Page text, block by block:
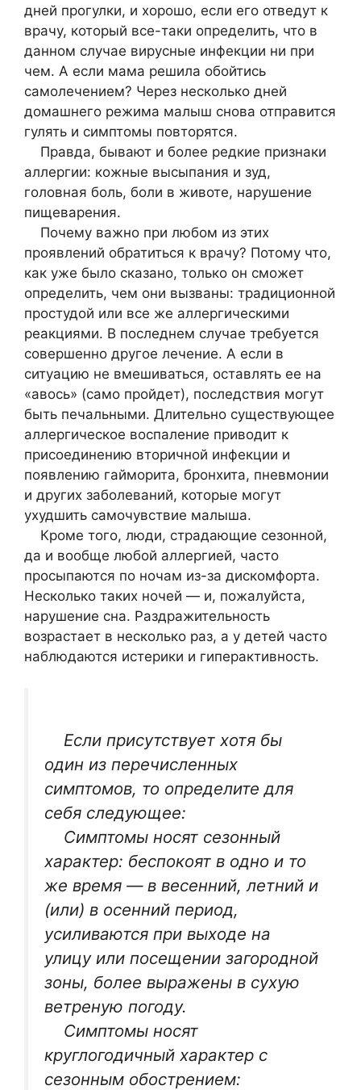
дней прогулки, и хорошо, если его отведут к
врачу, который все-таки определить, что в
данном случае вирусные инфекции ни при
чем. А если мама решила обойтись
самолечением? Через несколько дней
домашнего режима малыш снова отправится
гулять и симптомы повторятся.
Правда, бывают и более редкие признаки
аллергии: кожные высыпания и зуд,
головная боль, боли в животе, нарушение
пищеварения.
Почему важно при любом из этих
проявлений обратиться к врачу? Потому что,
как уже было сказано, только он сможет
определить, чем они вызваны: традиционной
простудой или все же аллергическими
реакциями. В последнем случае требуется
совершенно другое лечение. А если в
ситуацию не вмешиваться, оставлять ее на
«авось» (само пройдет), последствия могут
быть печальными. Длительно существующее
аллергическое воспаление приводит к
присоединению вторичной инфекции и
появлению гайморита, бронхита, пневмонии
и других заболеваний, которые могут
ухудшить самочувствие малыша.
Кроме того, люди, страдающие сезонной,
да и вообще любой аллергией, часто
просыпаются по ночам из-за дискомфорта.
Несколько таких ночей — и, пожалуйста,
нарушение сна. Раздражительность
возрастает в несколько раз, а у детей часто
наблюдаются истерики и гиперактивность.
Если присутствует хотя бы
один из перечисленных
симптомов, то определите для
себя следующее:
Симптомы носят сезонный
характер: беспокоят в одно и то
же время — в весенний, летний и
(или) в осенний период,
усиливаются при выходе на
улицу или посещении загородной
зоны, более выражены в сухую
ветреную погоду.
Симптомы носят
круглогодичный характер с
сезонным обострением: